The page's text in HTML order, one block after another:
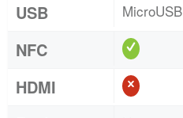
USB MicroUSB
NFC
HDMI